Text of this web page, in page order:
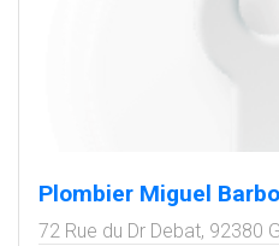
Plombier Miguel
72 Rue du Dr Debat, 92380